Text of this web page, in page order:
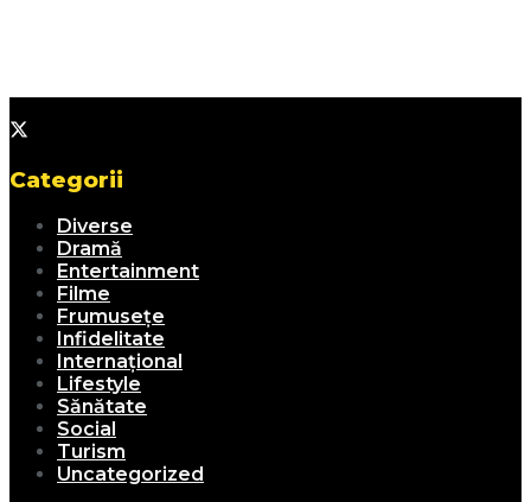
Categorii
Diverse
Dramă
Entertainment
Filme
Frumusețe
Infidelitate
Internațional
Lifestyle
Sănătate
Social
Turism
Uncategorized